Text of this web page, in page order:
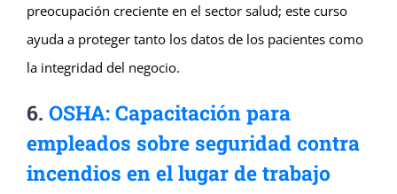
preocupación creciente en el sector salud; este curso
ayuda a proteger tanto los datos de los pacientes como
la integridad del negocio.
6. OSHA: Capacitación para
empleados sobre seguridad contra
incendios en el lugar de trabajo